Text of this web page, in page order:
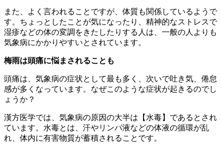
また、よく言われることですが、体質も関係しているようで
す。ちょっとしたことが気になったり、精神的なストレスで
湿疹などの体の変調をきたしたりする人は、一般の人よりも
気象病にかかりやすいとされています。
梅雨は頭痛に悩まされることも
頭痛は、気象病の症状として最も多く、次いで吐き気、倦怠
感が多くなっています。なぜこのような症状が起きるのでし
ょうか？
漢方医学では、気象病の原因の大半は【水毒】であるとされ
ています。水毒とは、汗やリンパ液などの体液の循環が乱
れ、体内に有害物質が蓄積されることです。